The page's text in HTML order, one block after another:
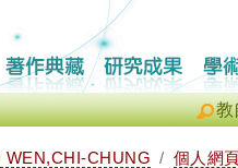
教
WEN,CHI-CHUNG 個人網